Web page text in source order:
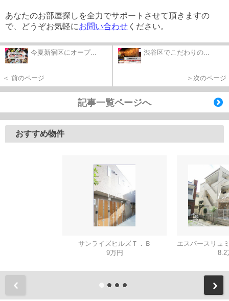
あなたのお部屋探しを全力でサポートさせて頂きますの
で、どうぞお気軽にお問い合わせ ください。
今夏新宿区にオープ...
＜ 前のページ
渋谷区でこだわりの...
＞次のページ
記事一覧ページへ
おすすめ物件
サンライズヒルズＴ．Ｂ
9万円
8.2